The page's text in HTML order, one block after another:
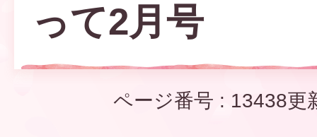
って2月号
ページ番号 : 13438更